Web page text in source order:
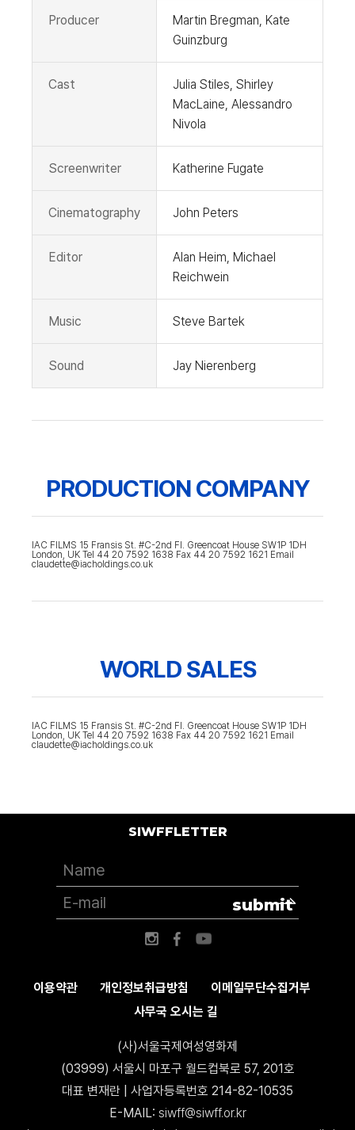
Producer
Martin Bregman, Kate
Guinzburg
Cast
Julia Stiles, Shirley
MacLaine, Alessandro
Nivola
Screenwriter Katherine Fugate
Cinematography John Peters
Editor
Alan Heim, Michael
Reichwein
Music Steve Bartek
Sound Jay Nierenberg
PRODUCTION COMPANY
IAC FILMS 15 Fransis St. #C-2nd Fl. Greencoat House SW1P 1DH
London, UK Tel 44 20 7592 1638 Fax 44 20 7592 1621 Email
claudette@iacholdings.co.uk
WORLD SALES
IAC FILMS 15 Fransis St. #C-2nd Fl. Greencoat House SW1P 1DH
London, UK Tel 44 20 7592 1638 Fax 44 20 7592 1621 Email
claudette@iacholdings.co.uk
이용약관 개인정보취급방침
이메일무단수집거부
사무국 오시는 길
(사)서울국제여성영화제
(03999) 서울시 마포구 월드컵북로 57, 201호
대표 변재란 | 사업자등록번호 214-82-10535
E-MAIL: siwff@siwff.or.kr
SIWFFLETTER
submit